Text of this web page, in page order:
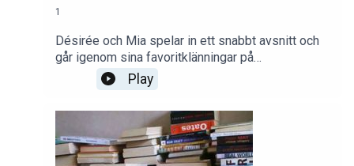
1
Désirée och Mia spelar in ett snabbt avsnitt och
går igenom sina favoritklänningar på
Nobelbanketten
2022.https://www.elle.se/mode/nobel-2022-
gasternas-klader/8934981
Play